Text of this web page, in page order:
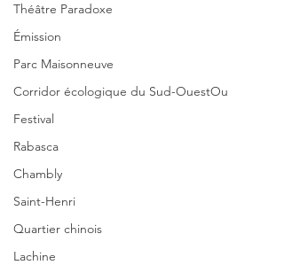
Théâtre Paradoxe
Émission
Parc Maisonneuve
Corridor écologique du Sud-OuestOu
Festival
Rabasca
Chambly
Saint-Henri
Quartier chinois
Lachine